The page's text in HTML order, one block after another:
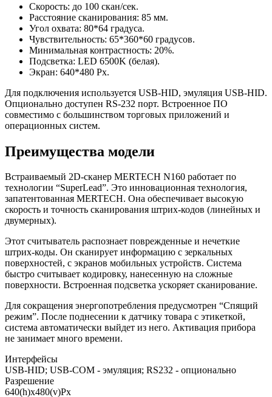
Скорость: до 100 скан/сек.
Расстояние сканирования: 85 мм.
Угол охвата: 80*64 градуса.
Чувствительность: 65*360*60 градусов.
Минимальная контрастность: 20%.
Подсветка: LED 6500K (белая).
Экран: 640*480 Px.
Для подключения используется USB-HID, эмуляция USB-HID.
Опционально доступен RS-232 порт. Встроенное ПО
совместимо с большинством торговых приложений и
операционных систем.
Преимущества модели
Встраиваемый 2D-сканер MERTECH N160 работает по
технологии “SuperLead”. Это инновационная технология,
запатентованная MERTECH. Она обеспечивает высокую
скорость и точность сканирования штрих-кодов (линейных и
двумерных).
Этот считыватель распознает поврежденные и нечеткие
штрих-коды. Он сканирует информацию с зеркальных
поверхностей, с экранов мобильных устройств. Система
быстро считывает кодировку, нанесенную на сложные
поверхности. Встроенная подсветка ускоряет сканирование.
Для сокращения энергопотребления предусмотрен “Спящий
режим”. После поднесении к датчику товара с этикеткой,
система автоматически выйдет из него. Активация прибора
не занимает много времени.
Интерфейсы
USB-HID; USB-COM - эмуляция; RS232 - опционально
Разрешение
640(h)х480(v)Px